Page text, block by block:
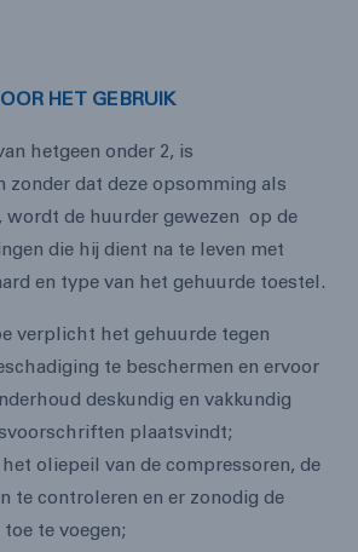
HET GEBRUIK
hetgeen onder 2, is
zonder dat deze opsomming als
wordt de huurder gewezen op de
die hij dient na te leven met
en type van het gehuurde toestel.
verplicht het gehuurde tegen
te beschermen en ervoor
deskundig en vakkundig
plaatsvindt;
oliepeil van de compressoren, de
te controleren en er zonodig de
te voegen;